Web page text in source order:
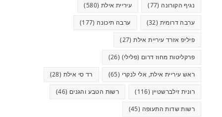
נגיף הקורונה (77) עיריית אילת (580)
ערבה דרומית (32) ערבה תיכונה (177)
פיליפ אזרד עיריית אילת(27)
פרקליטות מחוז דרום (פלילי) (26)
ראש עיריית אילת, אלי לנקרי (65) רד סי אילת (28)
רונית זילברשטיין (116) רשות הטבע והגנים (46)
רשות שדות התעופה (45)